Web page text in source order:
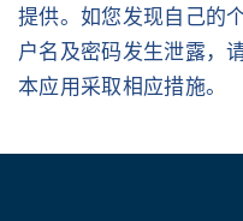
提供。如您发现自己的
户名及密码发生泄露，
本应用采取相应措施。